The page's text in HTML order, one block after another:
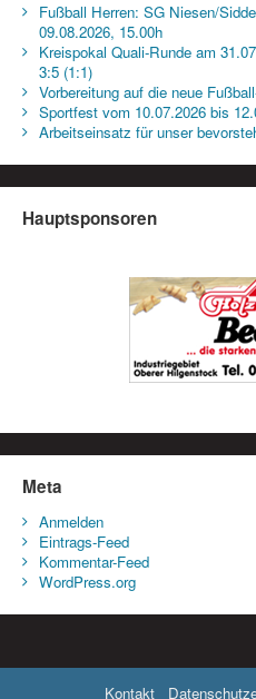
Fußball Herren: SG Niesen/
09.08.2026, 15.00h
Kreispokal Quali-Runde am
3:5 (1:1)
Vorbereitung auf die neue
Sportfest vom 10.07.2026 bis
Arbeitseinsatz für unser
Hauptsponsoren
Meta
Anmelden
Eintrags-Feed
Kommentar-Feed
WordPress.org
Kontakt